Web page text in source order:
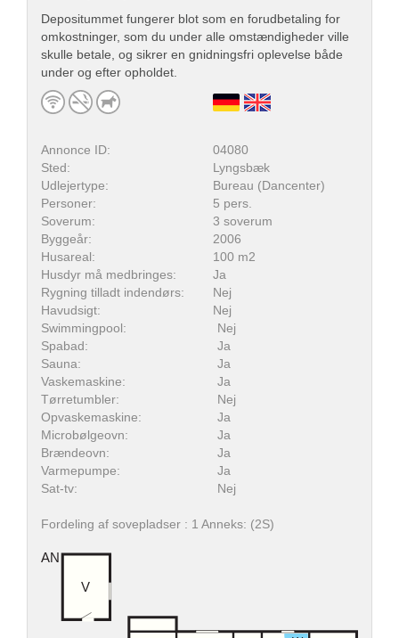
Depositummet fungerer blot som en forudbetaling for
omkostninger, som du under alle omstændigheder ville
skulle betale, og sikrer en gnidningsfri oplevelse både
under og efter opholdet.
Annonce ID:
04080
Sted:
Lyngsbæk
Udlejertype:
Bureau (Dancenter)
Personer:
5 pers.
Soverum:
3 soverum
Byggeår:
2006
Husareal:
100 m2
Husdyr må medbringes:
Ja
Rygning tilladt indendørs:
Nej
Havudsigt:
Nej
Swimmingpool:
Nej
Spabad:
Ja
Sauna:
Ja
Vaskemaskine:
Ja
Tørretumbler:
Nej
Opvaskemaskine:
Ja
Microbølgeovn:
Ja
Brændeovn:
Ja
Varmepumpe:
Ja
Sat-tv:
Nej
Fordeling af sovepladser : 1 Anneks: (2S)